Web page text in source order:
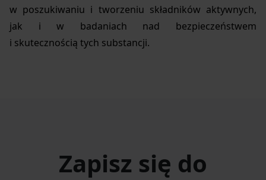
w poszukiwaniu i tworzeniu składników aktywnych,
jak i w badaniach nad bezpieczeństwem
i skutecznością tych substancji.
Zapisz się do